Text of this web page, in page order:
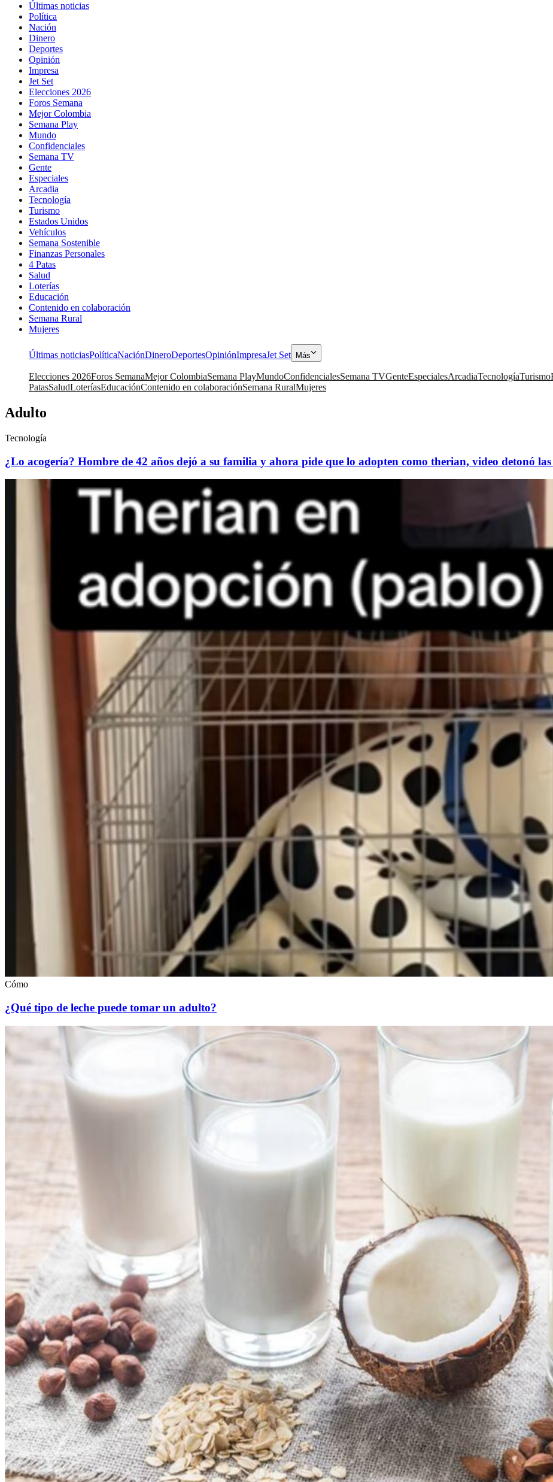
Últimas noticias
Política
Nación
Dinero
Deportes
Opinión
Impresa
Jet Set
Elecciones 2026
Foros Semana
Mejor Colombia
Semana Play
Mundo
Confidenciales
Semana TV
Gente
Especiales
Arcadia
Tecnología
Turismo
Estados Unidos
Vehículos
Semana Sostenible
Finanzas Personales
4 Patas
Salud
Loterías
Educación
Contenido en colaboración
Semana Rural
Mujeres
Últimas noticiasPolíticaNaciónDineroDeportesOpiniónImpresaJet Set Más
Elecciones 2026Foros SemanaMejor ColombiaSemana PlayMundoConfidencialesSemana TVGenteEspecialesArcadiaTecnologíaTurismo
PatasSaludLoteríasEducaciónContenido en colaboraciónSemana RuralMujeres
Adulto
Tecnología
¿Lo acogería? Hombre de 42 años dejó a su familia y ahora pide que lo adopten como therian, video detonó las
Cómo
¿Qué tipo de leche puede tomar un adulto?